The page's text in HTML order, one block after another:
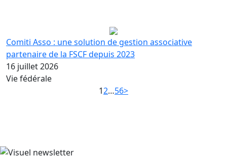
Comiti Asso : une solution de gestion associative
partenaire de la FSCF depuis 2023
16 juillet 2026
Vie fédérale
12…56>